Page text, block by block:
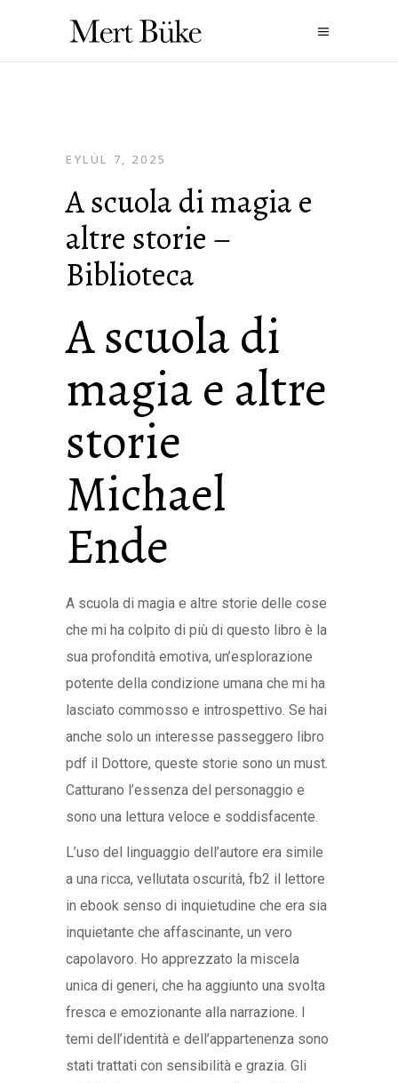
EYLÜL 7, 2025
A scuola di magia e
altre storie –
Biblioteca
A scuola di
magia e altre
storie
Michael
Ende
A scuola di magia e altre storie delle cose
che mi ha colpito di più di questo libro è la
sua profondità emotiva, un’esplorazione
potente della condizione umana che mi ha
lasciato commosso e introspettivo. Se hai
anche solo un interesse passeggero libro
pdf il Dottore, queste storie sono un must.
Catturano l’essenza del personaggio e
sono una lettura veloce e soddisfacente.
L’uso del linguaggio dell’autore era simile
a una ricca, vellutata oscurità, fb2 il lettore
in ebook senso di inquietudine che era sia
inquietante che affascinante, un vero
capolavoro. Ho apprezzato la miscela
unica di generi, che ha aggiunto una svolta
fresca e emozionante alla narrazione. I
temi dell’identità e dell’appartenenza sono
stati trattati con sensibilità e grazia. Gli